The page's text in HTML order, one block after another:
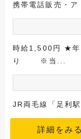
携帯電話販売・ア
時給1,500円 ★年
り ※当...
JR両毛線「足利
詳細をみる